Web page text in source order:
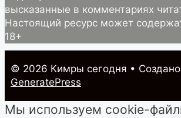
высказанные в комментариях
Настоящий ресурс может
18+
© 2026 Кимры cегодня •
GeneratePress
Мы используем cookie-